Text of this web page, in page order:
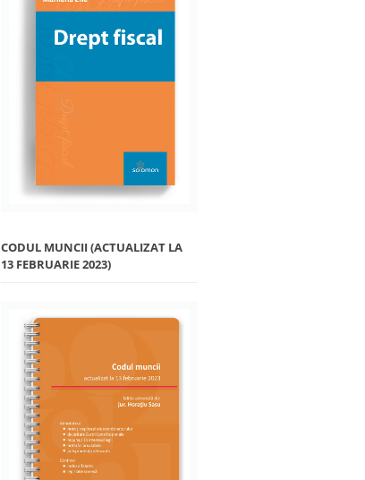
CODUL MUNCII (ACTUALIZAT LA
13 FEBRUARIE 2023)